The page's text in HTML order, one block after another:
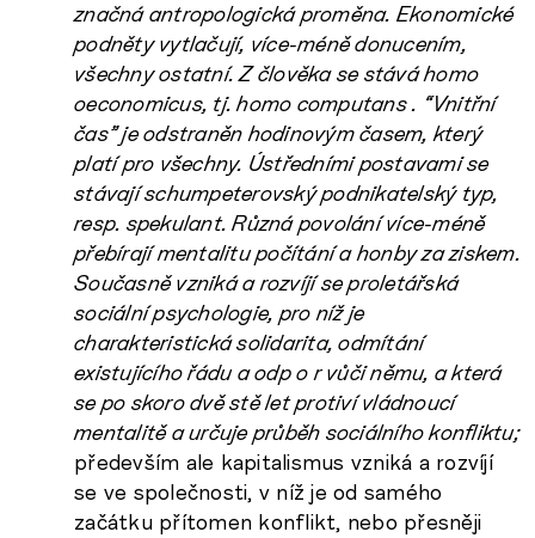
značná antropologická proměna. Ekonomické
podněty vytlačují, více-méně donucením,
všechny ostatní. Z člověka se stáváhomo
oeconomicus, tj.homo computans. “Vnitřní
čas” je odstraněn hodinovým časem, který
platí pro všechny. Ústředními postavami se
stávají schumpeterovský podnikatelský typ,
resp. spekulant. Různá povolání více-méně
přebírají mentalitu počítání a honby za ziskem.
Současně vzniká a rozvíjí se proletářská
sociální psychologie, pro níž je
charakteristická solidarita, odmítání
existujícího řádu a odp o r vůči němu, a která
se po skoro dvě stě let protiví vládnoucí
mentalitě a určuje průběh sociálního konfliktu;
především ale kapitalismus vzniká a rozvíjí
se ve společnosti, v níž je od samého
začátku přítomen konflikt, nebo přesněji